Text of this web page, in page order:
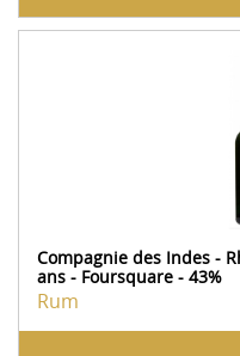
Compagnie des Indes -
ans - Foursquare - 43%
Rum